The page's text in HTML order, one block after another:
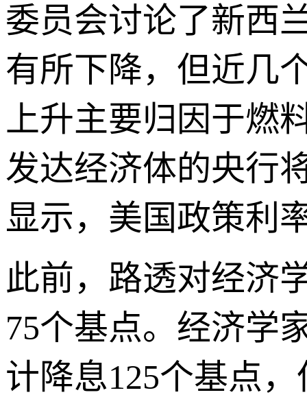
委员会讨论了新西
有所下降，但近几
上升主要归因于燃
发达经济体的央行
显示，美国政策利
此前，路透对经济
75个基点。经济学
计降息125个基点